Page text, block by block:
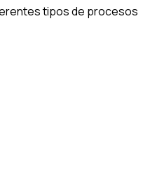
tipos de procesos